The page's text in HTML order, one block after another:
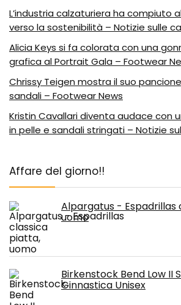
L’industria calzaturiera ha compiuto
verso la sostenibilità – Notizie sulle
Alicia Keys si fa colorata con una
grafica al Portrait Gala – Footwear
Chrissy Teigen mostra il suo
sandali – Footwear News
Kristin Cavallari diventa audace con
in pelle e sandali stringati – Notizie
Affare del giorno!!
Alpargatus - Espadrillas
uomo
Birkenstock Bend Low II
Ginnastica Unisex